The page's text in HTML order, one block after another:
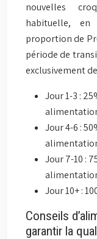
nouvelles
habituelle, en
proportion de
période de
exclusivement
Jour 1-3 :
Jour 4-6 :
Jour 7-10 :
Jour 10+ :
Conseils
garantir la